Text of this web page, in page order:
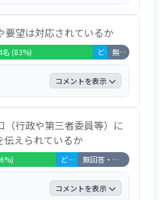
が「はい」と答え、全体
どちらともいえない」が
が0.0％という結果でし
の結果では、保護者会な
ていますなどの声が聞か
要望は対応されているか
名 (83%) どちらともいえない 2名 (7%) 無回答・非該当 3名 (10%)
コメントを表示
が「はい」と答え、全体
どちらともいえない」が
0.0％という結果でし
の結果では、まだそのよ
んが、対応いただけるよ
声が聞かれました。
（行政や第三者委員等）に
伝えられているか
どちらともいえない 3名 (10%) 無回答・非該当 7名 (24%)
コメントを表示